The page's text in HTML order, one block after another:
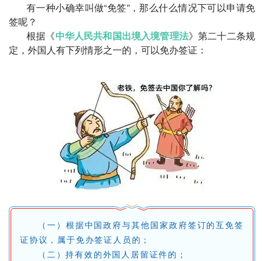
有一种小确幸叫做“免签”，那么什么情况下可以申请免
签呢？
根据《中华人民共和国出境入境管理法》第二十二条规
定，外国人有下列情形之一的，可以免办签证：
（一）根据中国政府与其他国家政府签订的互免签
证协议，属于免办签证人员的；
（二）持有效的外国人居留证件的；